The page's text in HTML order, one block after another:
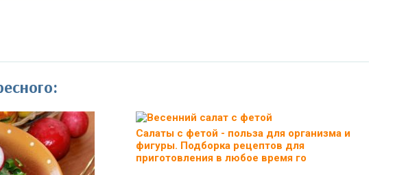
Салаты с фетой - польза для организма и
фигуры. Подборка рецептов для
приготовления в любое время го